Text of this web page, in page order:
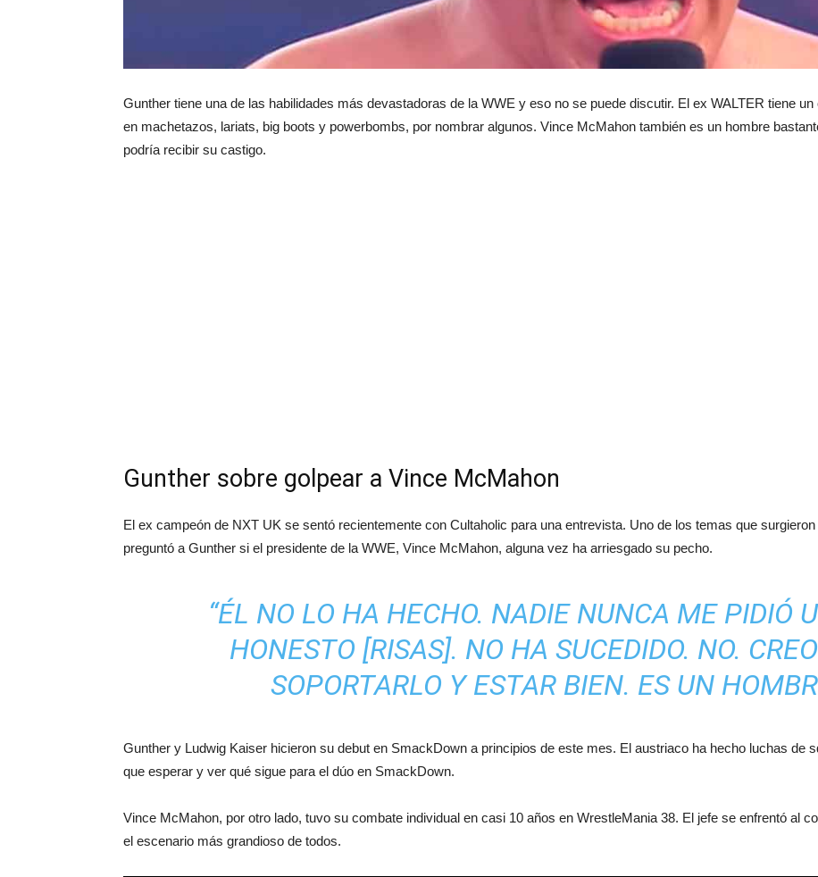
Gunther tiene una de las habilidades más devastadoras de la WWE y eso no se puede discutir. El ex WALTER tiene
en machetazos, lariats, big boots y powerbombs, por nombrar algunos. Vince McMahon también es un hombre
podría recibir su castigo.
Gunther sobre golpear a Vince McMahon
El ex campeón de NXT UK se sentó recientemente con Cultaholic para una entrevista. Uno de los temas que
preguntó a Gunther si el presidente de la WWE, Vince McMahon, alguna vez ha arriesgado su pecho.
“ÉL NO LO HA HECHO. NADIE NUNCA ME PIDIÓ
HONESTO [RISAS]. NO HA SUCEDIDO. NO.
SOPORTARLO Y ESTAR BIEN. ES UN
Gunther y Ludwig Kaiser hicieron su debut en SmackDown a principios de este mes. El austriaco ha hecho luchas de
que esperar y ver qué sigue para el dúo en SmackDown.
Vince McMahon, por otro lado, tuvo su combate individual en casi 10 años en WrestleMania 38. El jefe se enfrentó al
el escenario más grandioso de todos.